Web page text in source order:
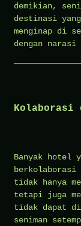
demikian,
destinasi
menginap di
dengan
Kolaborasi
Banyak hotel
berkolaborasi
tidak hanya
tetapi juga
tidak dapat
seniman